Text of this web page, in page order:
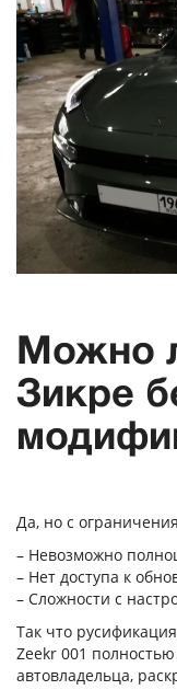
Можно
Зикре
Да, но с
– Невозможно
– Нет доступа к
– Сложности с
Так что
Zeekr 001
автовладельца,